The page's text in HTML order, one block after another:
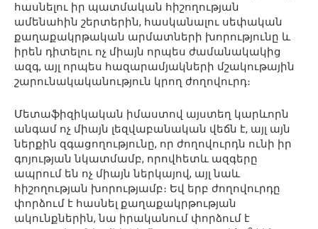
հասնելու իր պատմական հիշողության
ամենահին շերտերին, հասկանալու սեփական
քաղաքակրթական արմատների խորությունը և
իրեն դիտելու ոչ միայն որպես ժամանակակից
ազգ, այլ որպես հազարամյակների մշակութային
շարունակականություն կրող ժողովուրդ։
Մետաֆիզիկական իմաստով այստեղ կարևորն
անգամ ոչ միայն լեզվաբանական վեճն է, այլ այն
ներքին զգացողությունը, որ ժողովուրդն ունի իր
գոյության նկատմամբ, որովհետև ազգերը
ապրում են ոչ միայն ներկայով, այլ նաև
հիշողության խորությամբ։ Եվ երբ ժողովուրդը
փորձում է հասնել քաղաքակրթության
ակունքներին, նա իրականում փորձում է